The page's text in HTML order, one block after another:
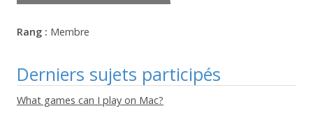
Rang : Membre
Derniers sujets participés
What games can I play on Mac?